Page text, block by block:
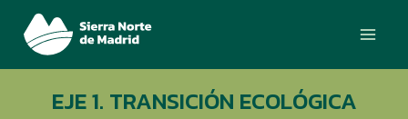
contenido
EJE 1. TRANSICIÓN ECOLÓGICA